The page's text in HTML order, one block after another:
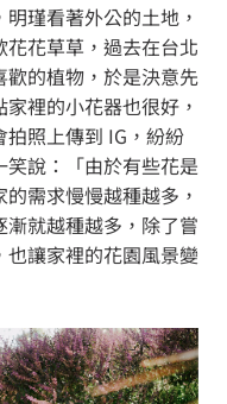
瑾看著外公的土地，
花草草，過去在台北
的植物，於是決意先
裡的小花器也很好，
照上傳到 IG，紛紛
說：「由於有些花是
需求慢慢越種越多，
就越種越多，除了嘗
讓家裡的花園風景變